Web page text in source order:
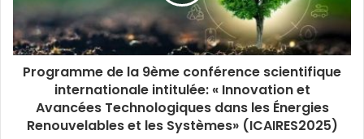
Programme de la 9ème conférence scientifique
internationale intitulée: « Innovation et
Avancées Technologiques dans les Énergies
Renouvelables et les Systèmes» (ICAIRES2025)